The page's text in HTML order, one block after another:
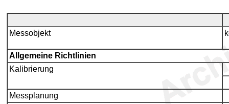
Messobjekt
Allgemeine Richtlinien
Kalibrierung
Messplanung